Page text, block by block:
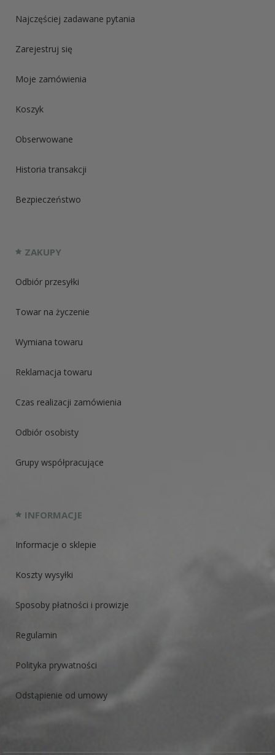
Najczęściej zadawane pytania
Zarejestruj się
Moje zamówienia
Koszyk
Obserwowane
Historia transakcji
Bezpieczeństwo
ZAKUPY
Odbiór przesyłki
Towar na życzenie
Wymiana towaru
Reklamacja towaru
Czas realizacji zamówienia
Odbiór osobisty
Grupy współpracujące
INFORMACJE
Informacje o sklepie
Koszty wysyłki
Sposoby płatności i prowizje
Regulamin
Polityka prywatności
Odstąpienie od umowy